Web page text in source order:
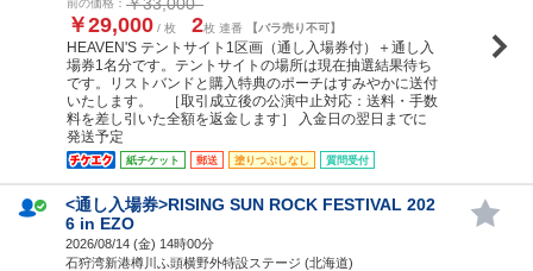
前の価格：
￥29,000 / 枚 2枚 連番 【バラ売り不可】
HEAVEN'S テントサイト1区画（通し入場券付）＋通し入
場券1名分です。テントサイトの場所は現在抽選結果待ち
です。リストバンドと購入特典のポーチはすみやかに送付
いたします。 ［取引成立後の公演中止対応：送料・手数
料を差し引いた全額を返金します］ 入金日の翌日までに
発送予定
紙チケット 郵送 塗りつぶしなし 質問受付
<通し入場券>RISING SUN ROCK FESTIVAL 202
6 in EZO
2026/08/14 (金) 14時00分
石狩湾新港樽川ふ頭横野外特設ステージ (北海道)